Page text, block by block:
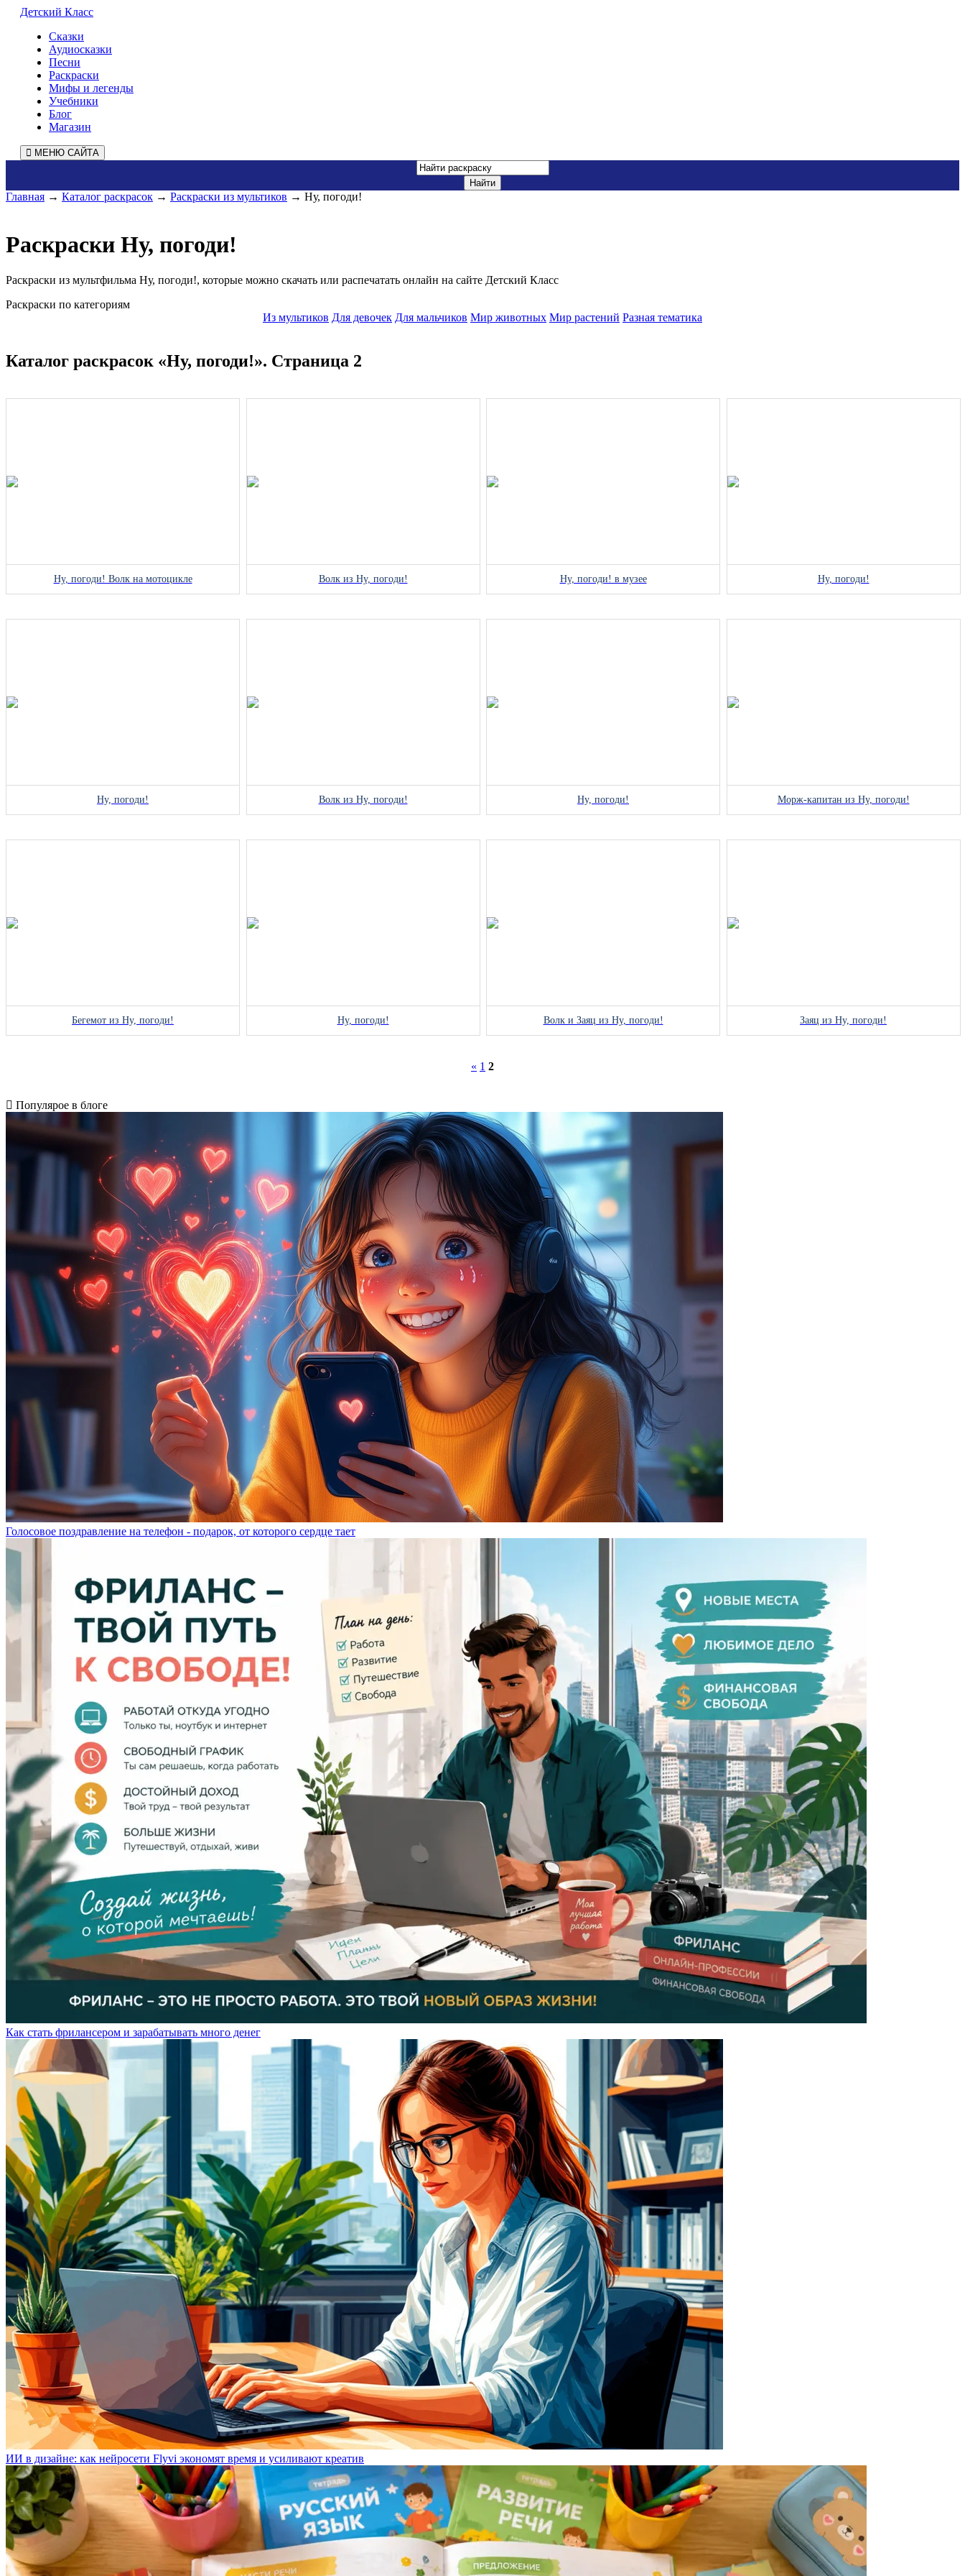
Детский Класс
Сказки
Аудиосказки
Песни
Раскраски
Мифы и легенды
Учебники
Блог
Магазин
МЕНЮ САЙТА
Главная → Каталог раскрасок → Раскраски из мультиков → Ну, погоди!
Раскраски Ну, погоди!
Раскраски из мультфильма Ну, погоди!, которые можно скачать или распечатать онлайн на сайте Детский Класс
Раскраски по категориям
Из мультиков Для девочек Для мальчиков Мир животных Мир растений Разная тематика
Каталог раскрасок «Ну, погоди!». Страница 2
Ну, погоди! Волк на мотоцикле Волк из Ну, погоди! Ну, погоди! в музее Ну, погоди!
Ну, погоди! Волк из Ну, погоди! Ну, погоди! Морж-капитан из Ну, погоди!
Бегемот из Ну, погоди! Ну, погоди! Волк и Заяц из Ну, погоди! Заяц из Ну, погоди!
« 1 2
Популярое в блоге
Голосовое поздравление на телефон - подарок, от которого сердце тает
Как стать фрилансером и зарабатывать много денег
ИИ в дизайне: как нейросети Flyvi экономят время и усиливают креатив